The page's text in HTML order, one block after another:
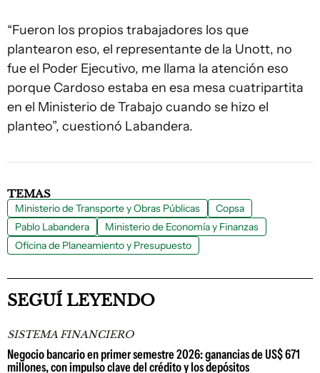
“Fueron los propios trabajadores los que
plantearon eso, el representante de la Unott, no
fue el Poder Ejecutivo, me llama la atención eso
porque Cardoso estaba en esa mesa cuatripartita
en el Ministerio de Trabajo cuando se hizo el
planteo”, cuestionó Labandera.
TEMAS
Ministerio de Transporte y Obras Públicas
Copsa
Pablo Labandera
Ministerio de Economía y Finanzas
Oficina de Planeamiento y Presupuesto
SEGUÍ LEYENDO
SISTEMA FINANCIERO
Negocio bancario en primer semestre 2026: ganancias de US$ 671
millones, con impulso clave del crédito y los depósitos